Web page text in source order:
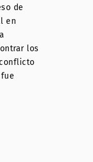
de
en
los